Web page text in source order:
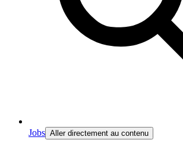
Jobs Aller directement au contenu